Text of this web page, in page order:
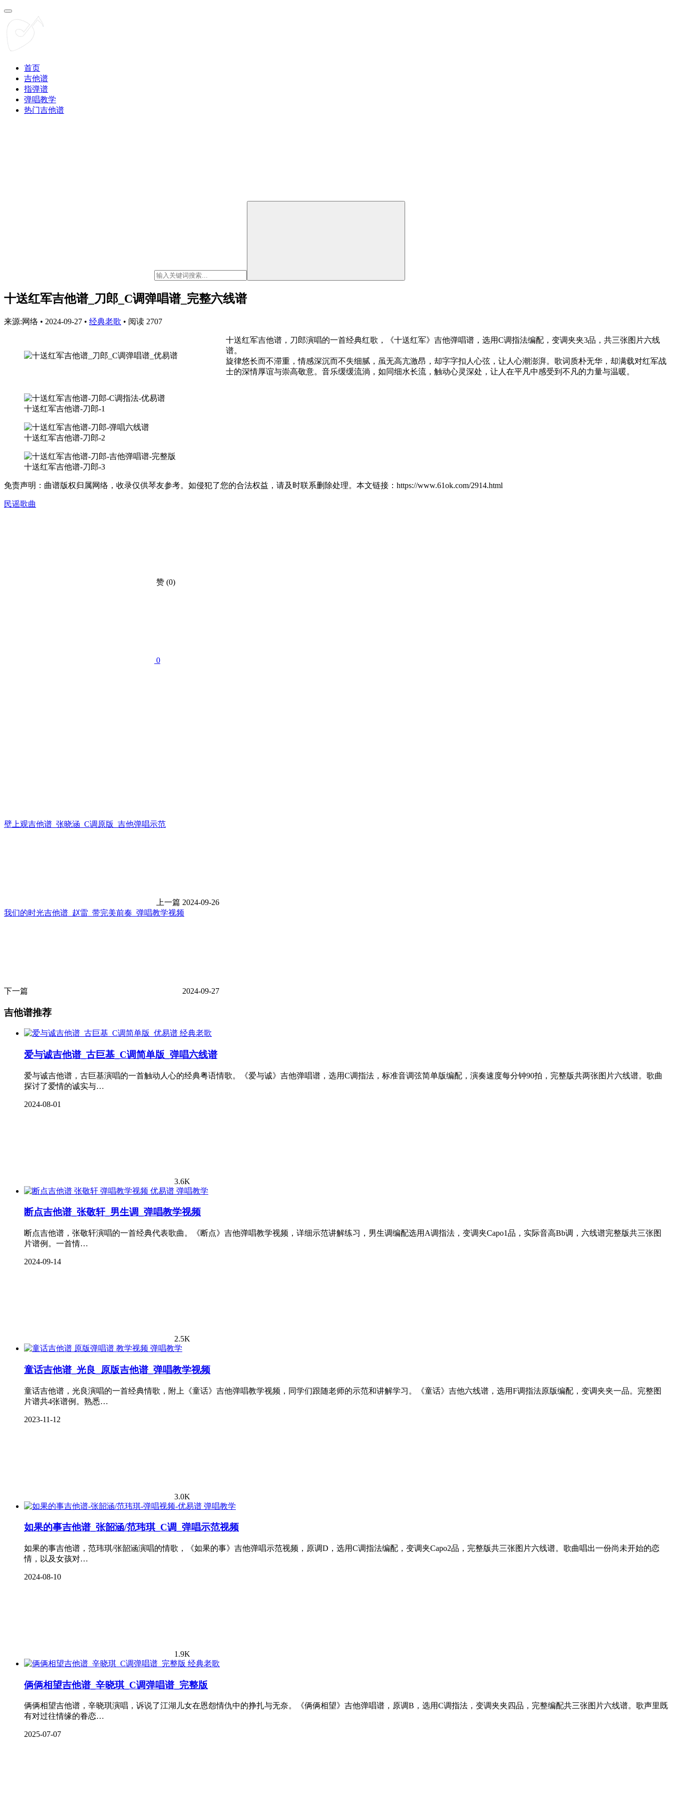
首页
吉他谱
指弹谱
弹唱教学
热门吉他谱
十送红军吉他谱_刀郎_C调弹唱谱_完整六线谱
来源:网络 • 2024-09-27 • 经典老歌 • 阅读 2707
十送红军吉他谱，刀郎演唱的一首经典红歌，《十送红军》吉他弹唱谱，选用C调指法编配，变调夹夹3品，共三张图片六线
谱。
旋律悠长而不滞重，情感深沉而不失细腻，虽无高亢激昂，却字字扣人心弦，让人心潮澎湃。歌词质朴无华，却满载对红军战
士的深情厚谊与崇高敬意。音乐缓缓流淌，如同细水长流，触动心灵深处，让人在平凡中感受到不凡的力量与温暖。
十送红军吉他谱-刀郎-1
十送红军吉他谱-刀郎-2
十送红军吉他谱-刀郎-3
免责声明：曲谱版权归属网络，收录仅供琴友参考。如侵犯了您的合法权益，请及时联系删除处理。本文链接：https://www.61ok.com/2914.html
民谣歌曲
赞 (0)
0
壁上观吉他谱_张晓涵_C调原版_吉他弹唱示范
上一篇 2024-09-26
我们的时光吉他谱_赵雷_带完美前奏_弹唱教学视频
下一篇 2024-09-27
吉他谱推荐
经典老歌
爱与诚吉他谱_古巨基_C调简单版_弹唱六线谱
爱与诚吉他谱，古巨基演唱的一首触动人心的经典粤语情歌。《爱与诚》吉他弹唱谱，选用C调指法，标准音调弦简单版编配，演奏速度每分钟90拍，完整版共两张图片六线谱。歌曲
探讨了爱情的诚实与…
2024-08-01
3.6K
弹唱教学
断点吉他谱_张敬轩_男生调_弹唱教学视频
断点吉他谱，张敬轩演唱的一首经典代表歌曲。《断点》吉他弹唱教学视频，详细示范讲解练习，男生调编配选用A调指法，变调夹Capo1品，实际音高Bb调，六线谱完整版共三张图
片谱例。一首情…
2024-09-14
2.5K
弹唱教学
童话吉他谱_光良_原版吉他谱_弹唱教学视频
童话吉他谱，光良演唱的一首经典情歌，附上《童话》吉他弹唱教学视频，同学们跟随老师的示范和讲解学习。《童话》吉他六线谱，选用F调指法原版编配，变调夹夹一品。完整图
片谱共4张谱例。熟悉…
2023-11-12
3.0K
弹唱教学
如果的事吉他谱_张韶涵/范玮琪_C调_弹唱示范视频
如果的事吉他谱，范玮琪/张韶涵演唱的情歌，《如果的事》吉他弹唱示范视频，原调D，选用C调指法编配，变调夹Capo2品，完整版共三张图片六线谱。歌曲唱出一份尚未开始的恋
情，以及女孩对…
2024-08-10
1.9K
经典老歌
俩俩相望吉他谱_辛晓琪_C调弹唱谱_完整版
俩俩相望吉他谱，辛晓琪演唱，诉说了江湖儿女在恩怨情仇中的挣扎与无奈。《俩俩相望》吉他弹唱谱，原调B，选用C调指法，变调夹夹四品，完整编配共三张图片六线谱。歌声里既
有对过往情缘的眷恋…
2025-07-07